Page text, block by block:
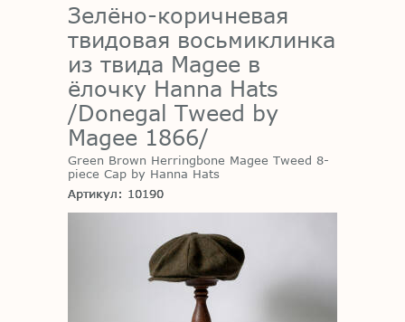
Зелёно-коричневая
твидовая восьмиклинка
из твида Magee в
ёлочку Hanna Hats
/Donegal Tweed by
Magee 1866/
Green Brown Herringbone Magee Tweed 8-
piece Cap by Hanna Hats
Артикул: 10190